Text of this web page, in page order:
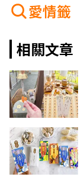
愛情籤
相關文章